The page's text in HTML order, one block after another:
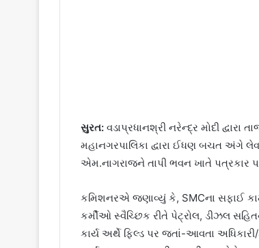
સુરત: વડાપ્રધાનશ્રી નરેન્દ્ર મોદી
મહાનગરપાલિકા દ્વારા ઈધણ બચત અંગે
એમ.નાગરાજને તાપી ભવન ખાતે પત્રકાર
કમિશનરએ જણાવ્યું કે, SMCના સફાઈ
કર્મીઓ સ્વૈચ્છિક રીતે પેટ્રોલ, ડીઝલ
કાર્ય અર્થે ફિલ્ડ પર જતાં-આવતા